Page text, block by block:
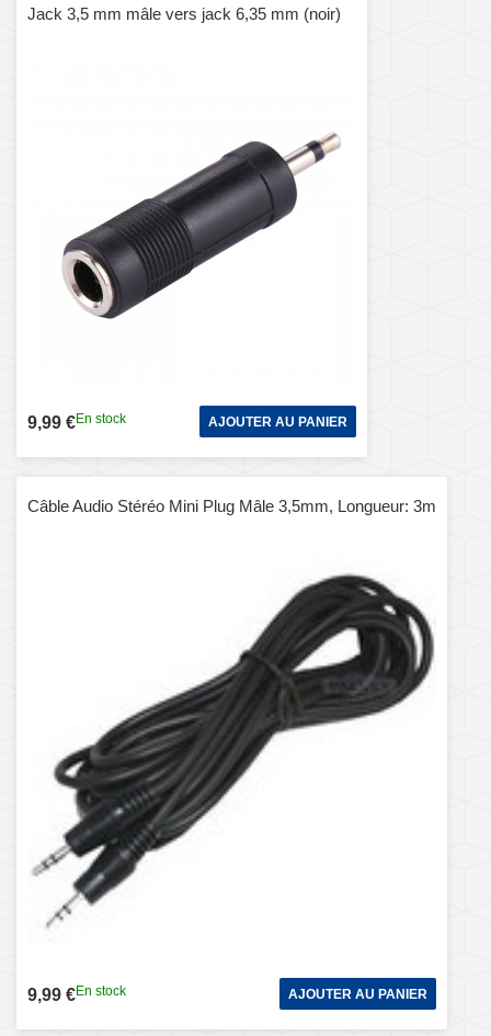
Jack 3,5 mm mâle vers jack 6,35 mm (noir)
9,99 €En stock AJOUTER AU PANIER
Câble Audio Stéréo Mini Plug Mâle 3,5mm, Longueur: 3m
9,99 €En stock AJOUTER AU PANIER